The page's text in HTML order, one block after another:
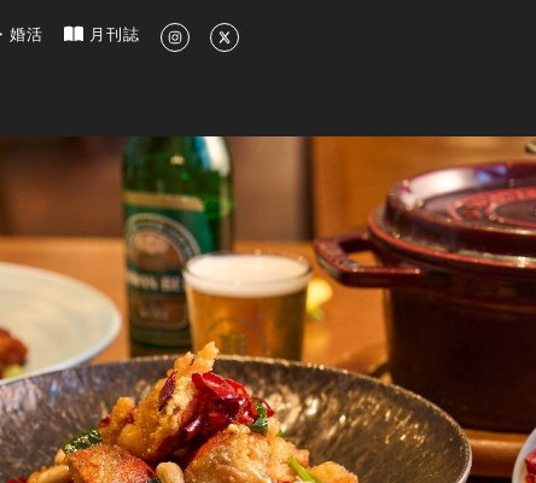
、洗練されたライフスタイル情報
婚活 月刊誌